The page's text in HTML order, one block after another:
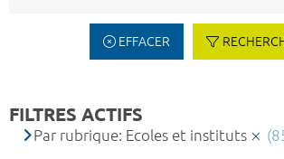
EFFACER
FILTRES ACTIFS
Par rubrique: Ecoles et instituts